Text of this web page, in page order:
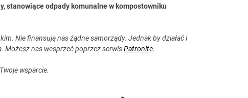
stanowiące odpady komunalne w kompostowniku
Nie finansują nas żądne samorządy. Jednak by działać i
Możesz nas wesprzeć poprzez serwisPatronite.
wsparcie.